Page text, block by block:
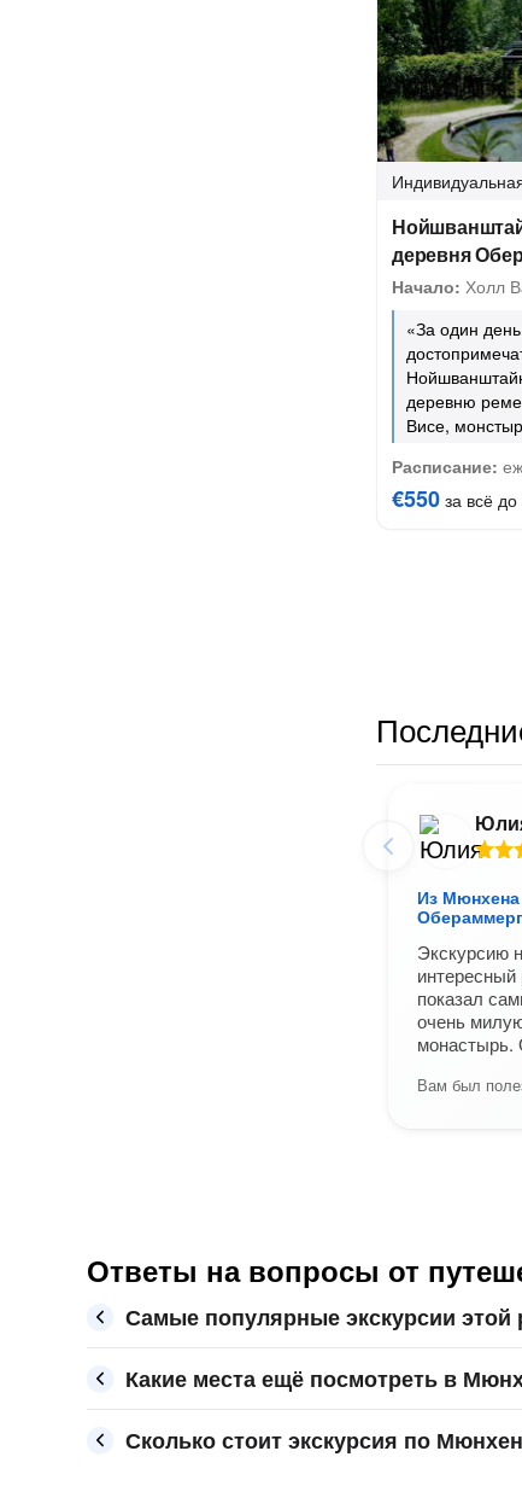
деревня
Начало: Холл
«За один
деревню
Висе,
Расписание:
€550 за всё
Из
Экскурсию
показал
очень
монастырь.
Вам был
Ответы на вопросы от
Самые популярные экскурсии
Какие места ещё посмотреть в
Сколько стоит экскурсия по